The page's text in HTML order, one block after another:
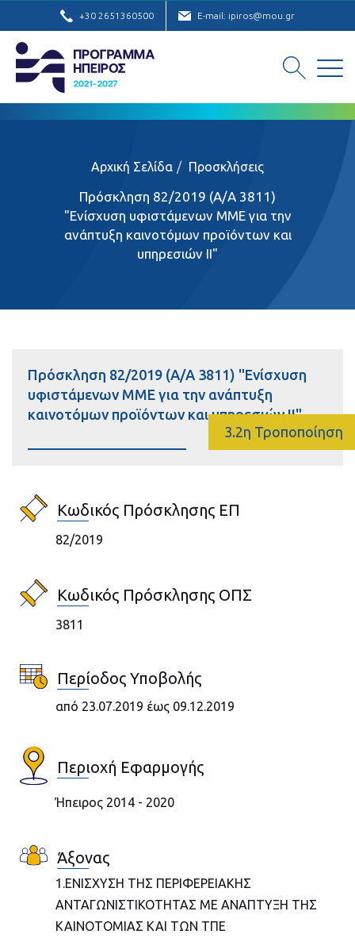
+30 2651360500 E-mail: ipiros@mou.gr
Αρχική Σελίδα Προσκλήσεις
Πρόσκληση 82/2019 (Α/Α 3811)
"Ενίσχυση υφιστάμενων ΜΜΕ για την
ανάπτυξη καινοτόμων προϊόντων και
υπηρεσιών II"
Πρόσκληση 82/2019 (Α/Α 3811) "Ενίσχυση
υφιστάμενων ΜΜΕ για την ανάπτυξη
καινοτόμων προϊόντων και υπηρεσιών II"
3.2η Τροποποίηση
Κωδικός Πρόσκλησης ΕΠ
82/2019
Κωδικός Πρόσκλησης ΟΠΣ
3811
Περίοδος Υποβολής
από 23.07.2019 έως 09.12.2019
Περιοχή Εφαρμογής
Ήπειρος 2014 - 2020
Άξονας
1.ΕΝΙΣΧΥΣΗ ΤΗΣ ΠΕΡΙΦΕΡΕΙΑΚΗΣ
ΑΝΤΑΓΩΝΙΣΤΙΚΟΤΗΤΑΣ ΜΕ ΑΝΑΠΤΥΞΗ ΤΗΣ
ΚΑΙΝΟΤΟΜΙΑΣ ΚΑΙ ΤΩΝ ΤΠΕ